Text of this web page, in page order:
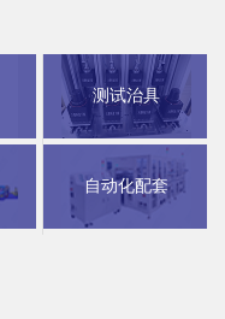
测试治具
自动化配套